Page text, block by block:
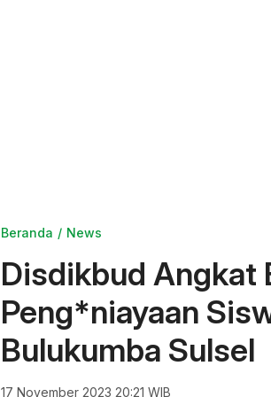
Beranda News
Disdikbud Angkat
Peng*niayaan
Bulukumba Sulsel
17 November 2023 20:21 WIB